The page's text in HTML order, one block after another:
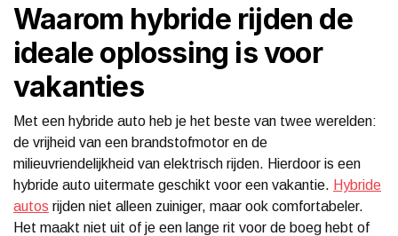
Waarom hybride rijden de
ideale oplossing is voor
vakanties
Met een hybride auto heb je het beste van twee werelden:
de vrijheid van een brandstofmotor en de
milieuvriendelijkheid van elektrisch rijden. Hierdoor is een
hybride auto uitermate geschikt voor een vakantie. Hybride
autos rijden niet alleen zuiniger, maar ook comfortabeler.
Het maakt niet uit of je een lange rit voor de boeg hebt of